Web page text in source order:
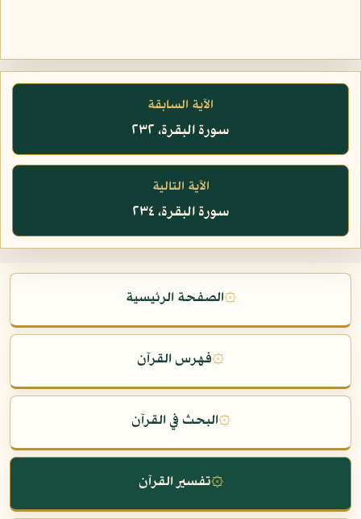
الآية السابقة
سورة البقرة، ٢٣٢
الآية التالية
سورة البقرة، ٢٣٤
۞الصفحة الرئيسية
۞فهرس القرآن
۞البحث في القرآن
۞تفسير القرآن